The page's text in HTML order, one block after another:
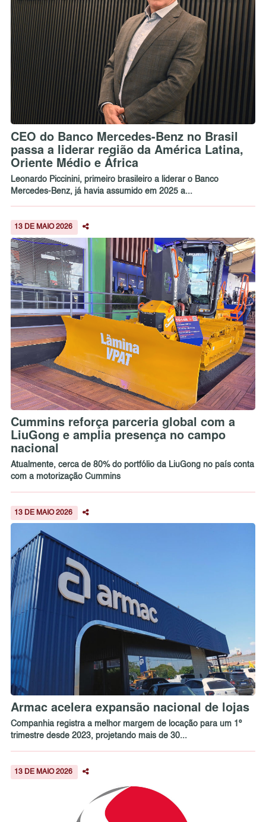
CEO do Banco Mercedes-Benz no Brasil
passa a liderar região da América Latina,
Oriente Médio e África
Leonardo Piccinini, primeiro brasileiro a liderar o Banco
Mercedes-Benz, já havia assumido em 2025 a...
13 DE MAIO 2026
Cummins reforça parceria global com a
LiuGong e amplia presença no campo
nacional
Atualmente, cerca de 80% do portfólio da LiuGong no país conta
com a motorização Cummins
13 DE MAIO 2026
Armac acelera expansão nacional de lojas
Companhia registra a melhor margem de locação para um 1º
trimestre desde 2023, projetando mais de 30...
13 DE MAIO 2026